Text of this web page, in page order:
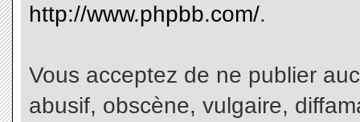
http://www.phpbb.com/.
Vous acceptez de ne publier
abusif, obscène, vulgaire,